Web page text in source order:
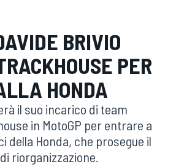
BRIVIO
PER
HONDA
il suo incarico di team
in MotoGP per entrare a
della Honda, che prosegue il
riorganizzazione.